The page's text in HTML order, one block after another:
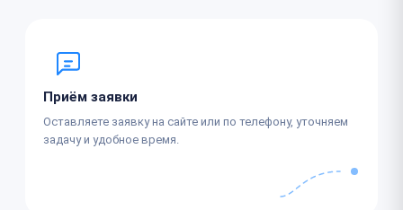
Приём заявки
Оставляете заявку на сайте или по телефону, уточняем
задачу и удобное время.